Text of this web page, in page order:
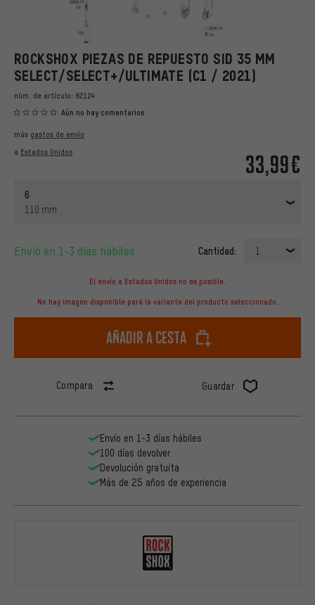
ROCKSHOX PIEZAS DE REPUESTO SID 35 MM
SELECT/SELECT+/ULTIMATE (C1 / 2021)
núm. de artículo: 82124
Aún no hay comentarios
33,99€
más gastos de envío
a Estados Unidos
6
110 mm
Envío en 1-3 días hábiles Cantidad: 1
El envío a Estados Unidos no es posible.
No hay imagen disponible para la variante del producto seleccionado.
Añadir a cesta
Compara Guardar
Envío en 1-3 días hábiles
100 días devolver
Devolución gratuita
Más de 25 años de experiencia